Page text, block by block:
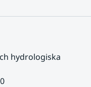
hydrologiska